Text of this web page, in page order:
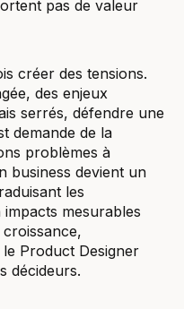
pas de valeur
créer des tensions.
des enjeux
serrés, défendre une
demande de la
problèmes à
business devient un
les
mesurables
Product Designer
décideurs.